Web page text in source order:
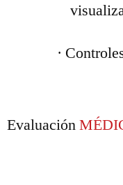
·
Evaluación